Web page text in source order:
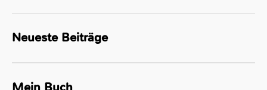
Neueste Beiträge